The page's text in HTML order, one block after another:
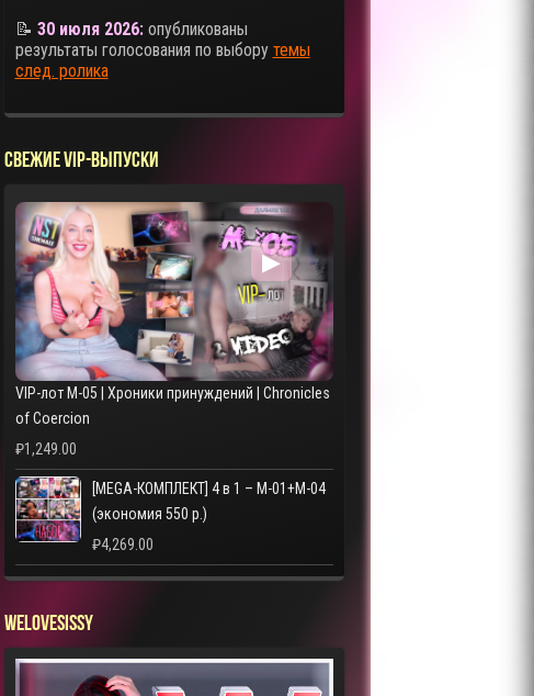
📝 30 июля 2026:опубликованы
результаты голосования по выбору темы
след. ролика
Свежие VIP-выпуски
▶
VIP-лот M-05 | Хроники принуждений | Chronicles
of Coercion
₽1,249.00
[MEGA-КОМПЛЕКТ] 4 в 1 – M-01+M-04
(экономия 550 р.)
₽4,269.00
WELOVESISSY